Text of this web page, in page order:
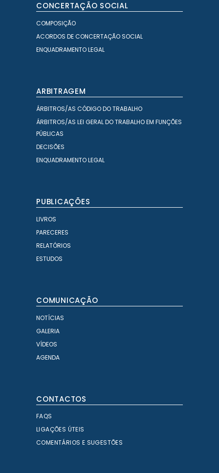
CONCERTAÇÃO SOCIAL
COMPOSIÇÃO
ACORDOS DE CONCERTAÇÃO SOCIAL
ENQUADRAMENTO LEGAL
ARBITRAGEM
ÁRBITROS/AS CÓDIGO DO TRABALHO
ÁRBITROS/AS LEI GERAL DO TRABALHO EM FUNÇÕES
PÚBLICAS
DECISÕES
ENQUADRAMENTO LEGAL
PUBLICAÇÕES
LIVROS
PARECERES
RELATÓRIOS
ESTUDOS
COMUNICAÇÃO
NOTÍCIAS
GALERIA
VÍDEOS
AGENDA
CONTACTOS
FAQS
LIGAÇÕES ÚTEIS
COMENTÁRIOS E SUGESTÕES